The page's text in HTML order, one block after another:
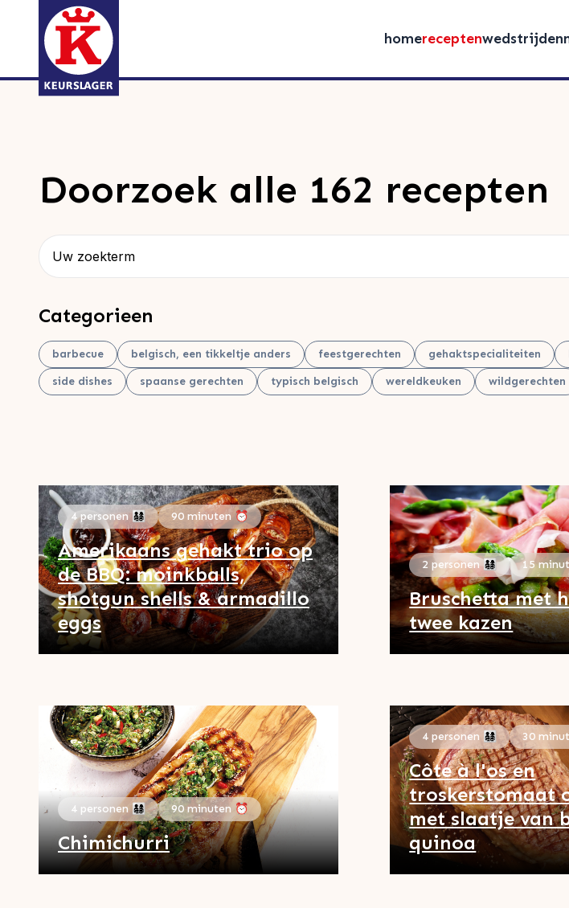
homereceptenwedstrijden
Doorzoek alle 162 recepten
Categorieen
barbecue belgisch, een tikkeltje anders feestgerechten gehaktspecialiteiten
side dishes
spaanse gerechten typisch belgisch wereldkeuken wildgerechten
4 personen 👨‍👩‍👧‍👦 90 minuten ⏰
Amerikaans gehakt trio op
de BBQ: moinkballs,
shotgun shells & armadillo
eggs
2 personen 👨‍👩‍👧‍👦 15
Bruschetta met
twee kazen
4 personen 👨‍👩‍👧‍👦 90 minuten ⏰
Chimichurri
4 personen 👨‍👩‍👧‍👦 30
Côte à l'os en
troskerstomaat
met slaatje van
quinoa